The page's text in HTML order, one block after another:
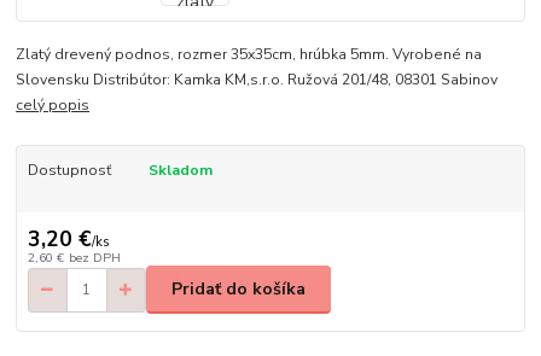
Zlatý drevený podnos, rozmer 35x35cm, hrúbka 5mm. Vyrobené na
Slovensku Distribútor: Kamka KM,s.r.o. Ružová 201/48, 08301 Sabinov
celý popis
Dostupnosť Skladom
3,20 €/ks
2,60 € bez DPH
Pridať do košíka